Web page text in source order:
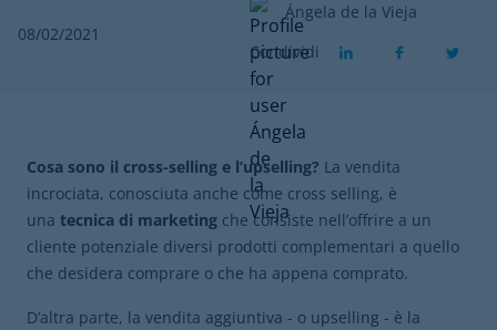
08/02/2021
Ángela de la Vieja
Condividi
Cosa sono il cross-selling e l’upselling? La vendita
incrociata, conosciuta anche come cross selling, è
una tecnica di marketing che consiste nell’offrire a un
cliente potenziale diversi prodotti complementari a quello
che desidera comprare o che ha appena comprato.
D’altra parte, la vendita aggiuntiva - o upselling - è la